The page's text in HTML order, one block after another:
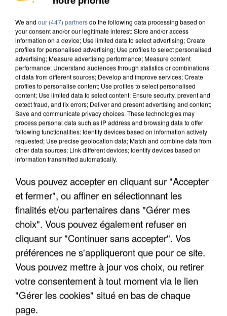
INTERPELLÉ EN ALGÉRIE
UNE TOURISTE DE L’OISE EMPORTÉE PAR UNE
COULÉE DE BOUE EN HAUTE-SAVOIE
We and our (447) partnersdo the following data processing based on
your consent and/or our legitimate interest: Store and/or access
information on a device; Use limited data to select advertising; Create
profiles for personalised advertising; Use profiles to select personalised
advertising; Measure advertising performance; Measure content
performance; Understand audiences through statistics or combinations
of data from different sources; Develop and improve services; Create
profiles to personalise content; Use profiles to select personalised
content; Use limited data to select content; Ensure security, prevent and
detect fraud, and fix errors; Deliver and present advertising and content;
Save and communicate privacy choices. These technologies may
process personal data such as IP address and browsing data to offer
following functionalities: Identify devices based on information actively
requested; Use precise geolocation data; Match and combine data from
other data sources; Link different devices; Identify devices based on
information transmitted automatically.
Vous pouvez accepter en cliquant sur "Accepter
et fermer", ou affiner en sélectionnant les
finalités et/ou partenaires dans "Gérer mes
choix". Vous pouvez également refuser en
cliquant sur "Continuer sans accepter". Vos
préférences ne s'appliqueront que pour ce site.
Vous pouvez mettre à jour vos choix, ou retirer
votre consentement à tout moment via le lien
"Gérer les cookies" situé en bas de chaque
page.